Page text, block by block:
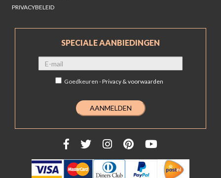
PRIVACYBELEID
SPECIALE AANBIEDINGEN
Goedkeuren -Privacy & voorwaarden